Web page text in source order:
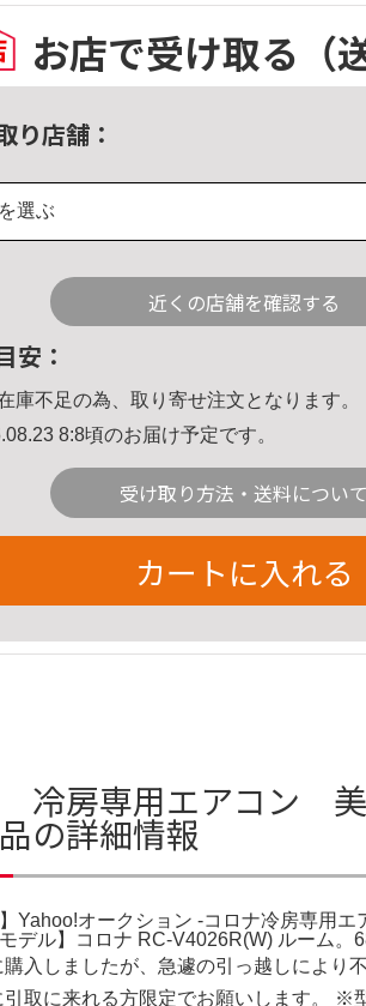
お店で受け取る （
り店舗：
選ぶ
近くの店舗を確認する
安：
庫不足の為、取り寄せ注文となります。
8:8頃のお届け予定です。
受け取り方法・送料について
カートに入れる
冷房専用エアコン 美
の詳細情報
Yahoo!オークション -コロナ冷房専用
モデル】コロナ RC-V4026R(W) ルーム。
入しましたが、急遽の引っ越しにより
引取に来れる方限定でお願いします。 ※